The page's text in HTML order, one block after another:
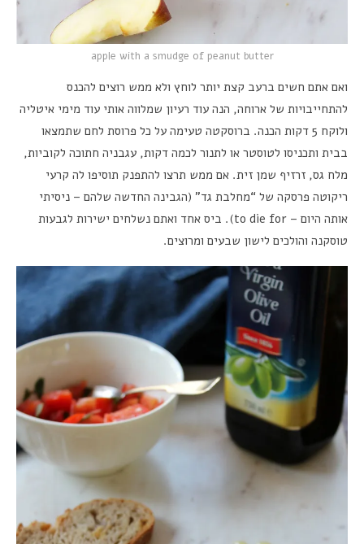
apple with a smudge of peanut butter
ואם אתם חשים ברעב קצת יותר לוחץ ולא ממש רוצים להכנס
להתחייבויות של ארוחה, הנה עוד רעיון שמלווה אותי עוד מימי איטליה
ולוקח 5 דקות הכנה. ברוסקטה טעימה על כל פרוסת לחם שתמצאו
בבית ותכניסו לטוסטר או לתנור לכמה דקות, עגבניה חתוכה לקוביות,
מלח גס, זרזיף שמן זית. אם ממש תרצו להתפנק תוסיפו לה קרעי
ריקוטה פרסקה של “מחלבת גד” (הגבינה החדשה שלהם – ניסיתי
אותה היום – to die for). ביס אחד ואתם נשלחים ישירות לגבעות
טוסקנה והולכים לישון שבעים ומרוצים.